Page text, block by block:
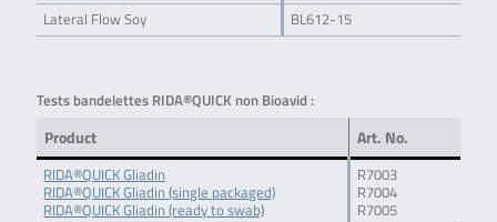
Lateral Flow Soy
BL612-15
Tests bandelettes RIDA®QUICK non Bioavid :
Product Art. No.
RIDA®QUICK Gliadin
RIDA®QUICK Gliadin (single packaged)
RIDA®QUICK Gliadin (ready to swab)
R7003
R7004
R7005